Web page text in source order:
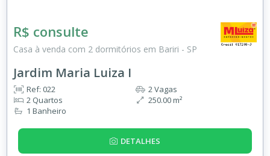
R$ consulte
Casa à venda com 2 dormitórios em Bariri - SP
Jardim Maria Luiza I
Ref: 022
2 Quartos
1 Banheiro
2 Vagas
250.00 m²
DETALHES